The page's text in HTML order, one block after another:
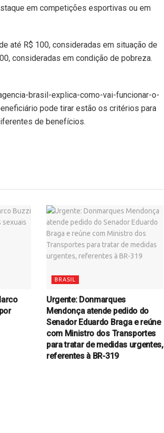
em competições esportivas ou em
até R$ 100, consideradas em situação de
consideradas em condição de pobreza.
brasil-explica-como-vai-funcionar-o-
pode tirar estão os critérios para
de benefícios.
BRASIL
Urgente: Donmarques
Mendonça atende pedido do
Senador Eduardo Braga e reúne
com Ministro dos Transportes
para tratar de medidas urgentes,
referentes à BR-319